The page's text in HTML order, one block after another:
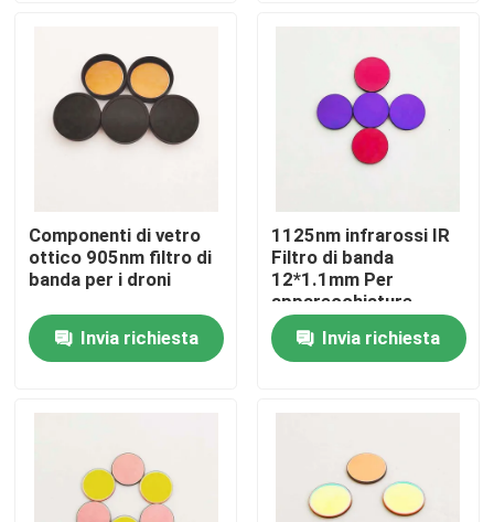
Chi siamo
Controllo di qualità
Filtro a banda fluorescente
Componenti di vetro
ottico 905nm filtro di
banda per i droni
Invia richiesta
1125nm infrarossi IR
Filtro di banda
12*1.1mm Per
apparecchiature
ottiche
Invia richiesta